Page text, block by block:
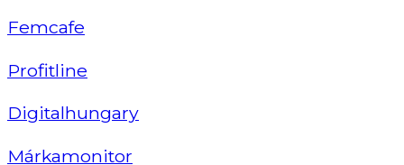
Femcafe
Profitline
Digitalhungary
Márkamonitor